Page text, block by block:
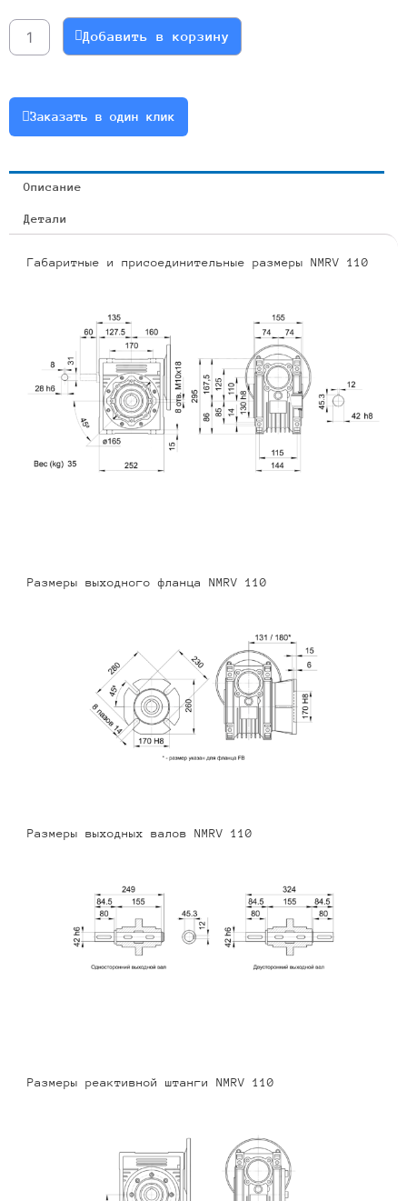
NMRV110-
20-
Добавить в корзину
Заказать в один клик
Описание
Детали
Габаритные и присоединительные размеры NMRV 110
Размеры выходного фланца NMRV 110
Размеры выходных валов NMRV 110
Размеры реактивной штанги NMRV 110